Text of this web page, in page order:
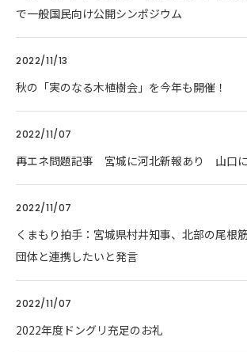
で一般国民向け公開シンポジウム
2022/11/13
秋の「実のなる木植樹会」を今年も開催！
2022/11/07
再エネ問題記事 宮城に河北新報あり 山口
2022/11/07
くまもり拍手：宮城県村井知事、北部の尾根
団体と連携したいと発言
2022/11/07
2022年度ドングリ充足のお礼